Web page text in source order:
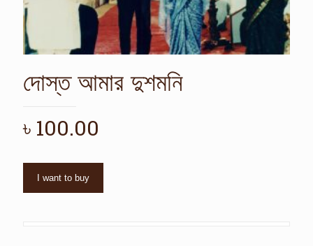
দোস্ত আমার দুশমনি
৳ 100.00
I want to buy